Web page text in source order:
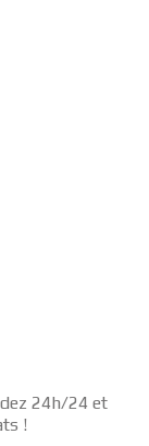
24h/24 et
!